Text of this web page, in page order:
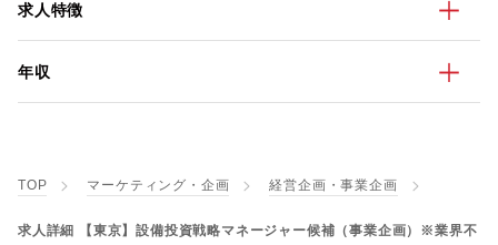
求人特徴
年収
TOP マーケティング・企画 経営企画・事業企画
求人詳細 【東京】設備投資戦略マネージャー候補（事業企画）※業界不